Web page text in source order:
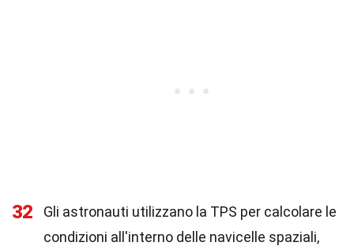
32
Gli astronauti utilizzano la TPS per calcolare le
condizioni all'interno delle navicelle spaziali,